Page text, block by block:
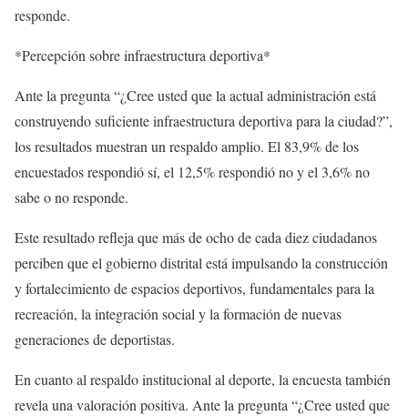
responde.
*Percepción sobre infraestructura deportiva*
Ante la pregunta “¿Cree usted que la actual administración está
construyendo suficiente infraestructura deportiva para la ciudad?”,
los resultados muestran un respaldo amplio. El 83,9% de los
encuestados respondió sí, el 12,5% respondió no y el 3,6% no
sabe o no responde.
Este resultado refleja que más de ocho de cada diez ciudadanos
perciben que el gobierno distrital está impulsando la construcción
y fortalecimiento de espacios deportivos, fundamentales para la
recreación, la integración social y la formación de nuevas
generaciones de deportistas.
En cuanto al respaldo institucional al deporte, la encuesta también
revela una valoración positiva. Ante la pregunta “¿Cree usted que